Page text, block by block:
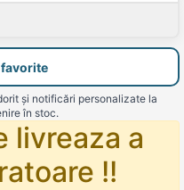
și notificări personalizate la
în stoc.
livreaza a
!!